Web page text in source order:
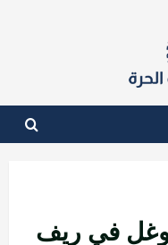
في ريف